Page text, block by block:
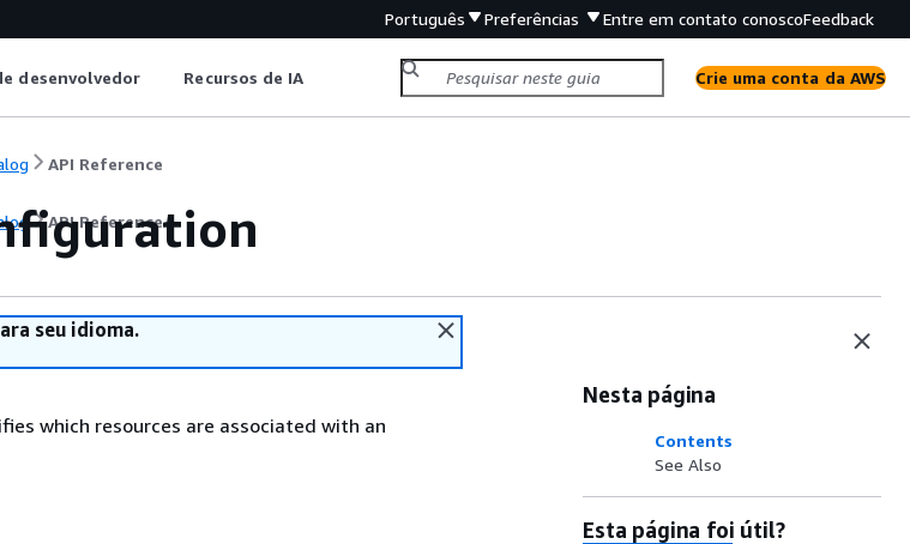
Português Preferências Entre em contato conoscoFeedback
desenvolvedor Recursos de IA Crie uma conta da AWS
API Reference
API Reference
seu idioma.
which resources are associated with an
Nesta página
Contents
See Also
Esta página foi útil?